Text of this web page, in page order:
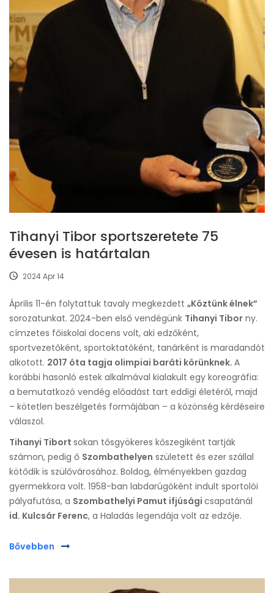
Tihanyi Tibor sportszeretete 75
évesen is határtalan
2024 Apr 14
Április 11-én folytattuk tavaly megkezdett „Köztünk élnek”
sorozatunkat. 2024-ben első vendégünk Tihanyi Tibor ny.
címzetes főiskolai docens volt, aki edzőként,
sportvezetőként, sportoktatóként, tanár­ként is maradandót
alkotott. 2017 óta tagja olimpiai baráti körünknek. A
korábbi hasonló estek alkalmával kialakult egy koreográfia:
a bemutatkozó vendég előadást tart eddigi életéről, majd
– kötetlen beszélgetés formájában – a közönség kérdéseire
válaszol.
Tihanyi Tibort sokan tősgyökeres kőszegiként tartják
számon, pedig ő Szombathelyen született és ezer szállal
kötődik is szülővárosához. Boldog, élményekben gazdag
gyermekkora volt. 1958-ban labdarúgóként indult sportolói
pályafutása, a Szombathelyi Pamut ifjúsági csapatánál
id. Kulcsár Ferenc, a Haladás legendája volt az edzője.
Bővebben